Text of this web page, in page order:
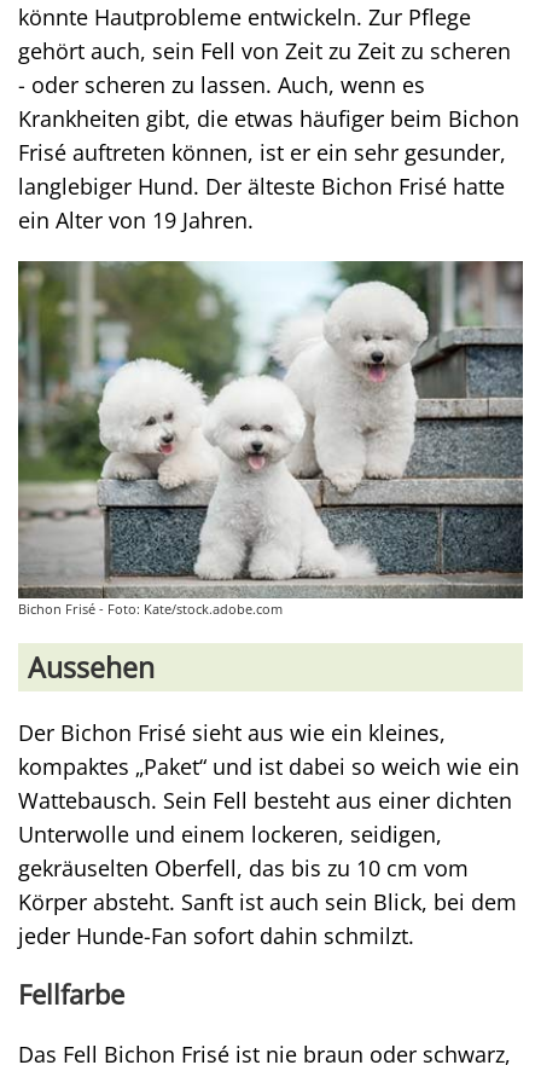
könnte Hautprobleme entwickeln. Zur Pflege
gehört auch, sein Fell von Zeit zu Zeit zu scheren
- oder scheren zu lassen. Auch, wenn es
Krankheiten gibt, die etwas häufiger beim Bichon
Frisé auftreten können, ist er ein sehr gesunder,
langlebiger Hund. Der älteste Bichon Frisé hatte
ein Alter von 19 Jahren.
Bichon Frisé - Foto: Kate/stock.adobe.com
Aussehen
Der Bichon Frisé sieht aus wie ein kleines,
kompaktes „Paket“ und ist dabei so weich wie ein
Wattebausch. Sein Fell besteht aus einer dichten
Unterwolle und einem lockeren, seidigen,
gekräuselten Oberfell, das bis zu 10 cm vom
Körper absteht. Sanft ist auch sein Blick, bei dem
jeder Hunde-Fan sofort dahin schmilzt.
Fellfarbe
Das Fell Bichon Frisé ist nie braun oder schwarz,